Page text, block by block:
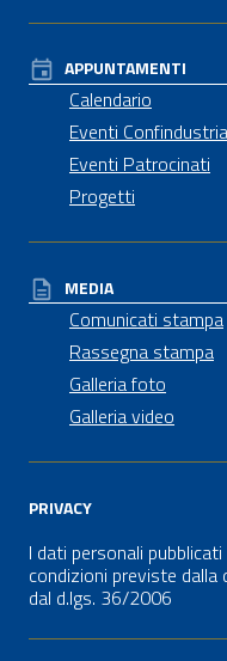
APPUNTAMENTI
Calendario
Eventi
Eventi Patrocinati
Progetti
MEDIA
Comunicati stampa
Rassegna stampa
Galleria foto
Galleria video
PRIVACY
I dati personali
condizioni previste
dal d.lgs. 36/2006